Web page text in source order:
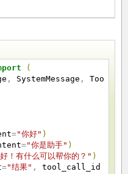
(
, SystemMessage ,
Too
="你好" )
="你是助手" )
！有什么可以帮你的？" )
="结果" ,
tool_call_id